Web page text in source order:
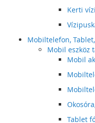
Kerti
Mobiltelefon,
Mobil eszköz
Mobil
Tablet